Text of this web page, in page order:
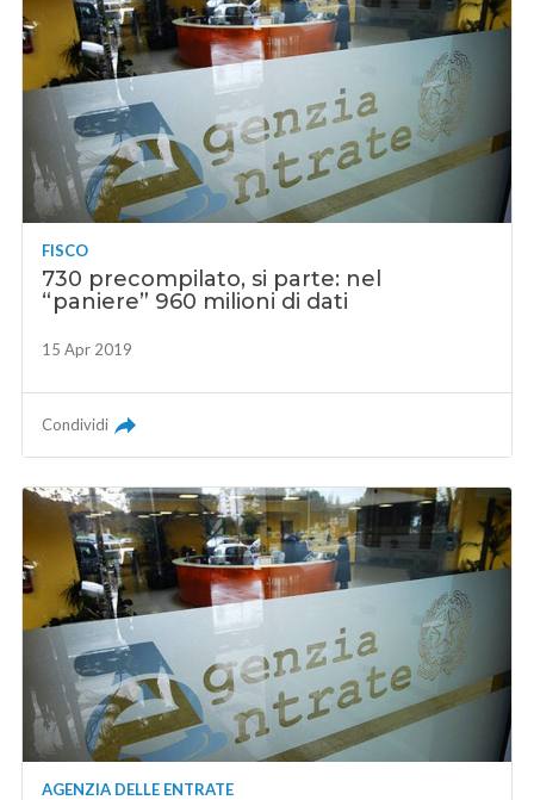
FISCO
730 precompilato, si parte: nel
“paniere” 960 milioni di dati
15 Apr 2019
Condividi
AGENZIA DELLE ENTRATE